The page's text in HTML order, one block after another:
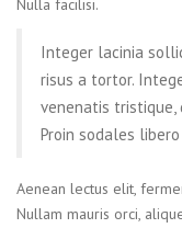
Nulla facilisi.
Integer lacinia
risus a tortor.
venenatis tristique,
Proin sodales
Aenean lectus elit,
Nullam mauris orci,